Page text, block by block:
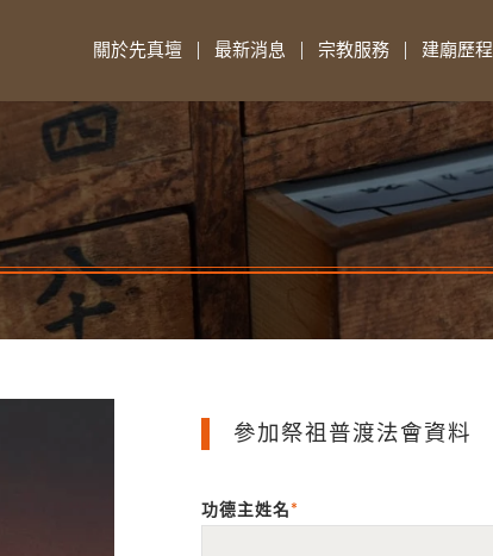
關於先真壇 最新消息 宗教服務 建廟歷程
參加祭祖普渡法會資料
功德主姓名 *